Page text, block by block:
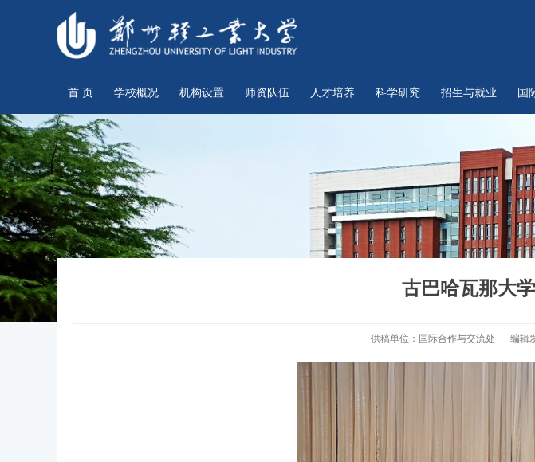
首 页 学校概况 机构设置 师资队伍 人才培养 科学研究 招生与就业 国
古巴哈瓦那大
供稿单位：国际合作与交流处 编辑